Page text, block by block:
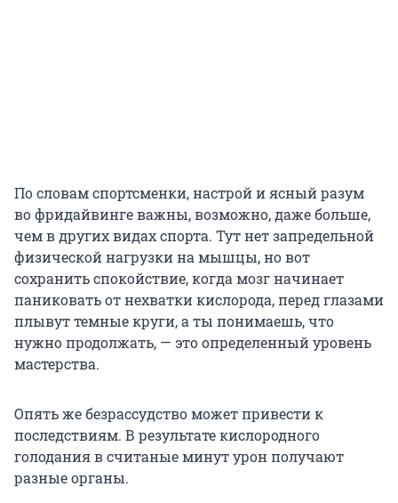
По словам спортсменки, настрой и ясный разум
во фридайвинге важны, возможно, даже больше,
чем в других видах спорта. Тут нет запредельной
физической нагрузки на мышцы, но вот
сохранить спокойствие, когда мозг начинает
паниковать от нехватки кислорода, перед глазами
плывут темные круги, а ты понимаешь, что
нужно продолжать, — это определенный уровень
мастерства.
Опять же безрассудство может привести к
последствиям. В результате кислородного
голодания в считаные минут урон получают
разные органы.